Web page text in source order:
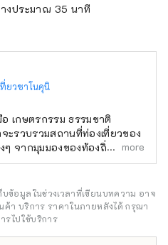
งประมาณ 35 นาที
ยวชาโนคุนิ
เกษตรกรรม ธรรมชาติ
ะรวบรวมสถานที่ท่องเที่ยวของ
ๆ จากมุมมองของท้องถิ่นและส่ง
more
ข้อมูลในช่วงเวลาที่เขียนบทความ อาจ
ค้า บริการ ราคาในภายหลังได้ กรุณา
รไปใช้บริการ